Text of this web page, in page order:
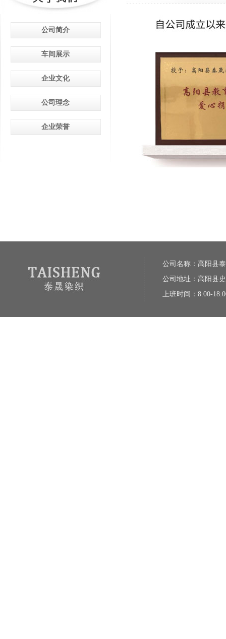
公司简介
车间展示
企业文化
公司理念
企业荣誉
公司名称：高阳县
公司地址：高阳县
上班时间：8:00-